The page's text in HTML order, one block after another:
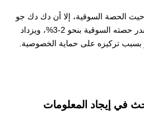
الحصة السوقية، إلا أن دك دك جو
بدأ في النمو بشكل ملحوظ، وتقدر حصته السوقية بنحو 2-3%، ويزداد
تركيزه على حماية الخصوصية.
في إيجاد المعلومات